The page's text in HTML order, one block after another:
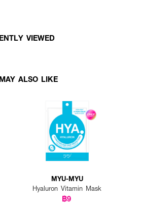
VIEWED
ALSO LIKE
MYU-MYU
Hyaluron Vitamin Mask
฿9